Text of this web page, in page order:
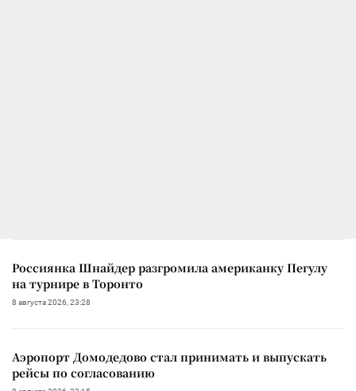
Россиянка Шнайдер разгромила американку Пегулу
на турнире в Торонто
8 августа 2026, 23:28
Аэропорт Домодедово стал принимать и выпускать
рейсы по согласованию